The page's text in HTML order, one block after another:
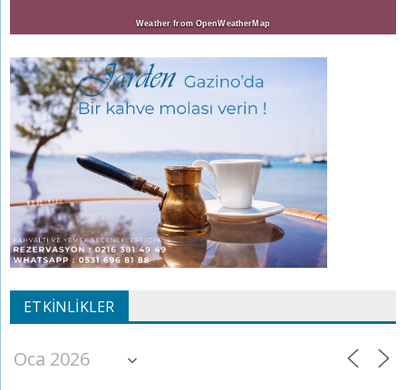
Weather from OpenWeatherMap
ETKINLIKLER